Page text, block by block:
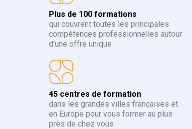
Plus de 100 formations
qui couvrent toutes les principales
compétences professionnelles autour
d'une offre unique
45 centres de formation
dans les grandes villes françaises et
en Europe pour vous former au plus
près de chez vous